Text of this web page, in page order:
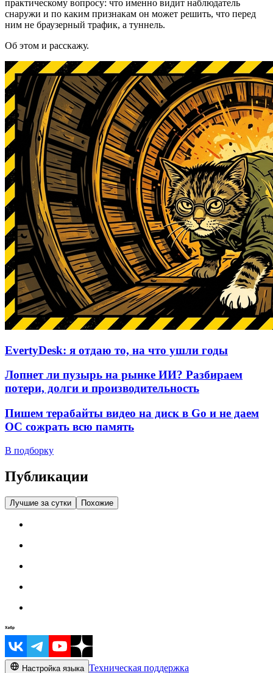
практическому вопросу: что именно видит наблюдатель
снаружи и по каким признакам он может решить, что перед
ним не браузерный трафик, а туннель.
Об этом и расскажу.
EvertyDesk: я отдаю то, на что ушли годы
Лопнет ли пузырь на рынке ИИ? Разбираем
потери, долги и производительность
Пишем терабайты видео на диск в Go и не даем
ОС сожрать всю память
В подборку
Публикации
Лучшие за сутки Похожие
Настройка языка Техническая поддержка